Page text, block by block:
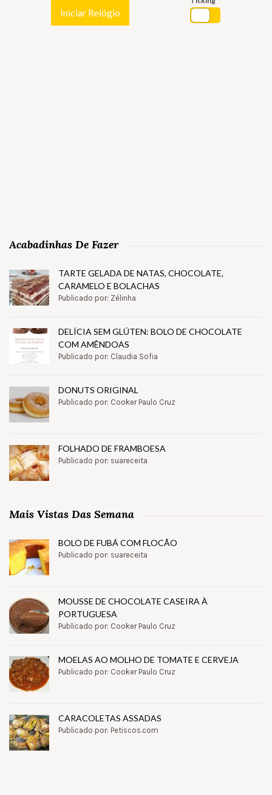
Iniciar Relógio
Acabadinhas De Fazer
TARTE GELADA DE NATAS, CHOCOLATE,
CARAMELO E BOLACHAS
Publicado por: Zélinha
DELÍCIA SEM GLÚTEN: BOLO DE CHOCOLATE
COM AMÊNDOAS
Publicado por: Claudia Sofia
DONUTS ORIGINAL
Publicado por: Cooker Paulo Cruz
FOLHADO DE FRAMBOESA
Publicado por: suareceita
Mais Vistas Das Semana
BOLO DE FUBÁ COM FLOCÃO
Publicado por: suareceita
MOUSSE DE CHOCOLATE CASEIRA À
PORTUGUESA
Publicado por: Cooker Paulo Cruz
MOELAS AO MOLHO DE TOMATE E CERVEJA
Publicado por: Cooker Paulo Cruz
CARACOLETAS ASSADAS
Publicado por: Petiscos.com